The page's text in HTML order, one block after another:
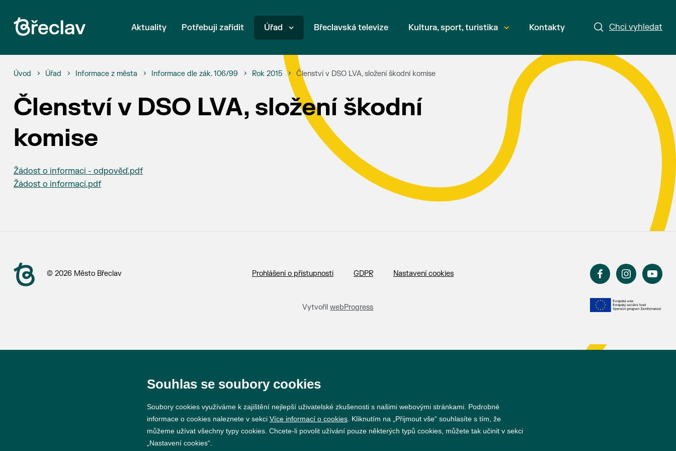
Chci vyhledat
Aktuality Potřebuji zařídit Úřad Břeclavská televize Kultura, sport, turistika Kontakty
Úvod Úřad Informace z města Informace dle zák. 106/99 Rok 2015 Členství v DSO LVA, složení škodní komise
Členství v DSO LVA, složení škodní
komise
Žádost o informaci - odpověď.pdf
Žádost o informaci.pdf
© 2026 Město Břeclav Prohlášení o přístupnosti GDPR Nastavení cookies
VytvořilwebProgress
Souhlas se soubory cookies
Soubory cookies využíváme k zajištění nejlepší uživatelské zkušenosti s našimi webovými stránkami. Podrobné
informace o cookies naleznete v sekci Více informací o cookies . Kliknutím na „Přijmout vše“ souhlasíte s tím, že
můžeme užívat všechny typy cookies. Chcete-li povolit užívání pouze některých typů cookies, můžete tak učinit v sekci
„Nastavení cookies“.